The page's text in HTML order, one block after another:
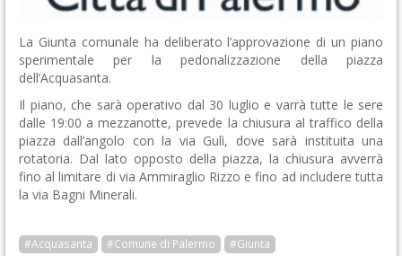
La Giunta comunale ha deliberato l’approvazione di un piano
sperimentale per la pedonalizzazione della piazza
dell’Acquasanta.
Il piano, che sarà operativo dal 30 luglio e varrà tutte le sere
dalle 19:00 a mezzanotte, prevede la chiusura al traffico della
piazza dall’angolo con la via Gulì, dove sarà instituita una
rotatoria. Dal lato opposto della piazza, la chiusura avverrà
fino al limitare di via Ammiraglio Rizzo e fino ad includere tutta
la via Bagni Minerali.
#Acquasanta #Comune di Palermo
#Giunta